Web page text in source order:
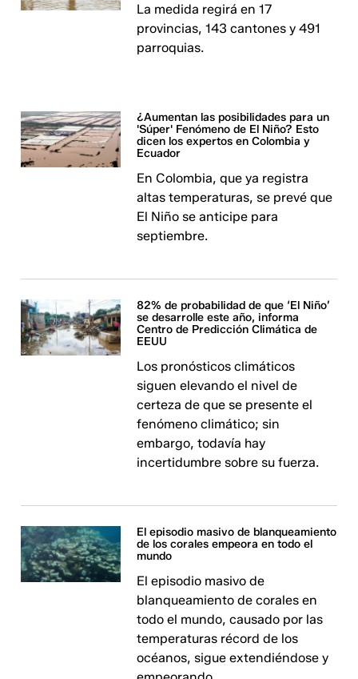
La medida regirá en 17
provincias, 143 cantones y 491
parroquias.
¿Aumentan las posibilidades para un
'Súper' Fenómeno de El Niño? Esto
dicen los expertos en Colombia y
Ecuador
En Colombia, que ya registra
altas temperaturas, se prevé que
El Niño se anticipe para
septiembre.
82% de probabilidad de que ‘El Niño’
se desarrolle este año, informa
Centro de Predicción Climática de
EEUU
Los pronósticos climáticos
siguen elevando el nivel de
certeza de que se presente el
fenómeno climático; sin
embargo, todavía hay
incertidumbre sobre su fuerza.
El episodio masivo de blanqueamiento
de los corales empeora en todo el
mundo
El episodio masivo de
blanqueamiento de corales en
todo el mundo, causado por las
temperaturas récord de los
océanos, sigue extendiéndose y